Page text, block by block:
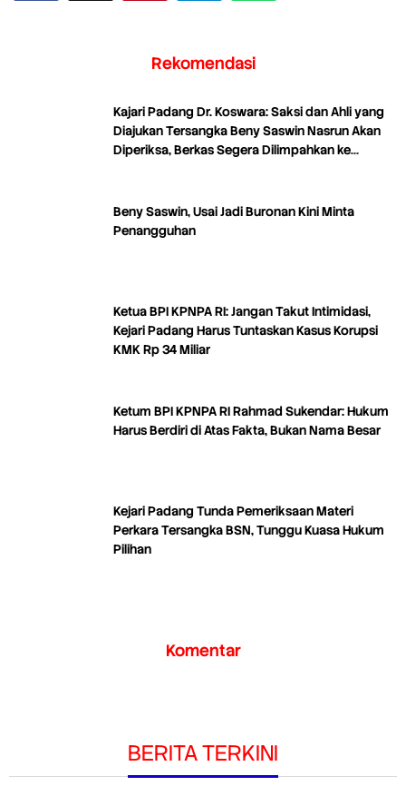
Rekomendasi
Kajari Padang Dr. Koswara: Saksi dan Ahli yang
Diajukan Tersangka Beny Saswin Nasrun Akan
Diperiksa, Berkas Segera Dilimpahkan ke
Beny Saswin, Usai Jadi Buronan Kini Minta
Penangguhan
Ketua BPI KPNPA RI: Jangan Takut Intimidasi,
Kejari Padang Harus Tuntaskan Kasus Korupsi
KMK Rp 34 Miliar
Ketum BPI KPNPA RI Rahmad Sukendar: Hukum
Harus Berdiri di Atas Fakta, Bukan Nama Besar
Kejari Padang Tunda Pemeriksaan Materi
Perkara Tersangka BSN, Tunggu Kuasa Hukum
Pilihan
Komentar
BERITA TERKINI